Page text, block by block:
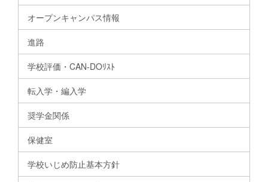
オープンキャンパス情報
進路
学校評価・CAN-DOﾘｽﾄ
転入学・編入学
奨学金関係
保健室
学校いじめ防止基本方針